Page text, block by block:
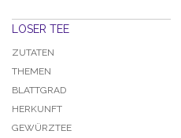
LOSER TEE
ZUTATEN
THEMEN
BLATTGRAD
HERKUNFT
GEWÜRZTEE